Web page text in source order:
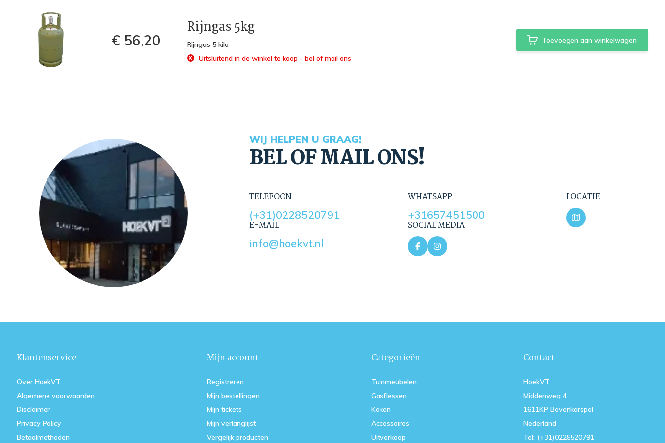
€ 56,20
Rijngas 5kg
Rijngas 5 kilo
Uitsluitend in de winkel te koop - bel of mail ons
Toevoegen aan winkelwagen
WIJ HELPEN U GRAAG!
BEL OF MAIL ONS!
TELEFOON
(+31)0228520791
E-MAIL
info@hoekvt.nl
WHATSAPP
+31657451500
SOCIAL MEDIA
LOCATIE
Klantenservice
Over HoekVT
Algemene voorwaarden
Disclaimer
Privacy Policy
Betaalmethoden
Mijn account
Registreren
Mijn bestellingen
Mijn tickets
Mijn verlanglijst
Vergelijk producten
Categorieën
Tuinmeubelen
Gasflessen
Koken
Accessoires
Uitverkoop
Contact
HoekVT
Middenweg 4
1611KP Bovenkarspel
Nederland
Tel: (+31)0228520791